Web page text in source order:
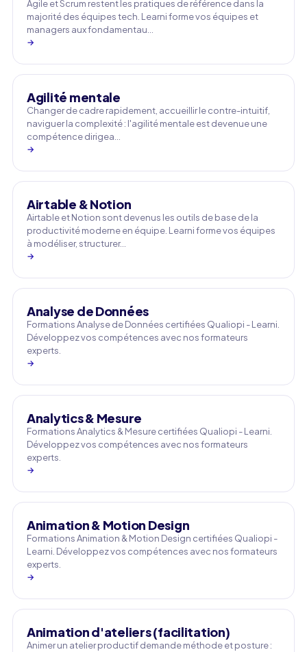
Agile et Scrum restent les pratiques de référence dans la
majorité des équipes tech. Learni forme vos équipes et
managers aux fondamentau…
→
Agilité mentale
Changer de cadre rapidement, accueillir le contre-intuitif,
naviguer la complexité : l'agilité mentale est devenue une
compétence dirigea…
→
Airtable & Notion
Airtable et Notion sont devenus les outils de base de la
productivité moderne en équipe. Learni forme vos équipes
à modéliser, structurer…
→
Analyse de Données
Formations Analyse de Données certifiées Qualiopi - Learni.
Développez vos compétences avec nos formateurs
experts.
→
Analytics & Mesure
Formations Analytics & Mesure certifiées Qualiopi - Learni.
Développez vos compétences avec nos formateurs
experts.
→
Animation & Motion Design
Formations Animation & Motion Design certifiées Qualiopi -
Learni. Développez vos compétences avec nos formateurs
experts.
→
Animation d'ateliers (facilitation)
Animer un atelier productif demande méthode et posture :